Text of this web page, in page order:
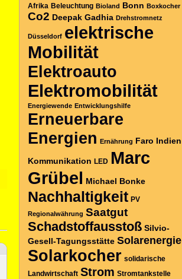
Afrika Beleuchtung Bioland Bonn Boxkocher
Co2 Deepak Gadhia Drehstromnetz
Düsseldorf elektrische
Mobilität
Elektroauto
Elektromobilität
Energiewende Entwicklungshilfe
Erneuerbare
Energien Ernährung Faro Indien
Kommunikation LED Marc
Grübel Michael Bonke
Nachhaltigkeit PV
Regionalwährung Saatgut
Schadstoffausstoß Silvio-
Gesell-Tagungsstätte Solarenergie
Solarkocher solidarische
Landwirtschaft Strom Stromtankstelle